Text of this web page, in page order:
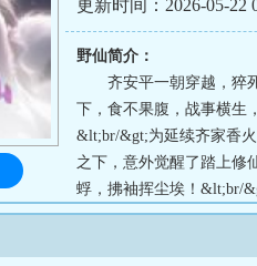
更新时间：2026-05-22
野仙简介：
齐安平一朝穿越，猝
下，食不果腹，战事横生
&lt;br/&gt;为延续齐家香
之下，意外觉醒了踏上修
蜉，拂袖挥尘埃！&lt;br/
实则弱肉强食，波涛暗涌